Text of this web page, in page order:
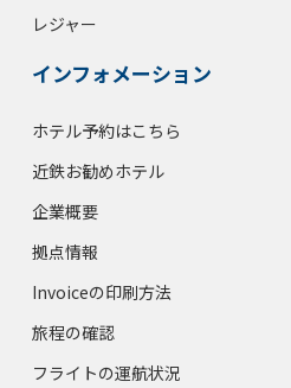
レジャー
インフォメーション
ホテル予約はこちら
近鉄お勧めホテル
企業概要
拠点情報
Invoiceの印刷方法
旅程の確認
フライトの運航状況